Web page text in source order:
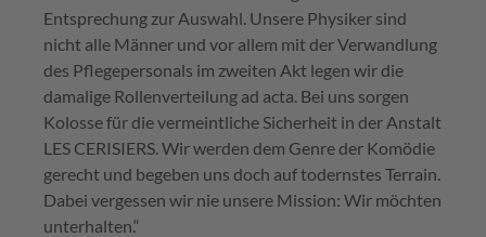
Entsprechung zur Auswahl. Unsere Physiker sind
nicht alle Männer und vor allem mit der Verwandlung
des Pflegepersonals im zweiten Akt legen wir die
damalige Rollenverteilung ad acta. Bei uns sorgen
Kolosse für die vermeintliche Sicherheit in der Anstalt
LES CERISIERS. Wir werden dem Genre der Komödie
gerecht und begeben uns doch auf todernstes Terrain.
Dabei vergessen wir nie unsere Mission: Wir möchten
unterhalten.“